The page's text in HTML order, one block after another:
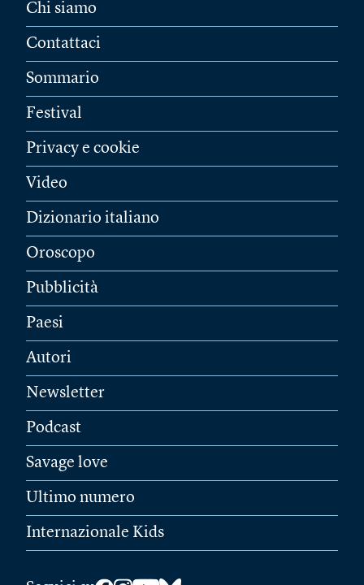
Chi siamo
Contattaci
Sommario
Festival
Privacy e cookie
Video
Dizionario italiano
Oroscopo
Pubblicità
Paesi
Autori
Newsletter
Podcast
Savage love
Ultimo numero
Internazionale Kids